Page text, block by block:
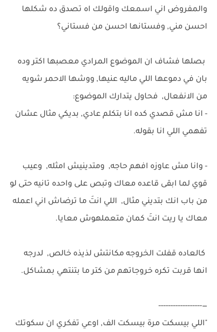
والمفروض اني اسمعك واقولك اه تصدق ده شكلها
احسن مني, وفستانها احسن من فستاني؟
بصلها فشاف ان الموضوع المرادي معصبها اكتر وده
بان في دموعها اللي ماليه عنيها, ووشها الاحمر شويه
من الانفعال, فحاول يتدارك الموضوع:
- انا مش قصدي كده انا بتكلم عادي, بديكي مثال عشان
تفهمي اللي انا بقوله.
- وانا مش عاوزه افهم حاجه, ومتدينيش امثله, وعيب
قوي لما ابقى قاعده معاك وتبص على واحده تانيه حتى لو
من باب انك بتديني مثال, اللي انتَ ما ترضاش اني اعمله
معاك يا ريت انتَ كمان متعملهوش معايا.
كالعاده قفلت الخروجه مكانتش لذيذه خالص, لدرجه
انها قربت تكره خروجاتهم من كتر ما بتنتهي بمشاكل.
—------------------
"اللي بيسكت مرة بيسكت الف, اوعي تفكري ان سكوتك